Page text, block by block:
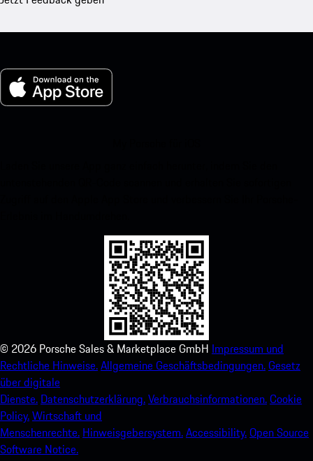
© 2026 Porsche Sales & Marketplace GmbH Impressum und
Rechtliche Hinweise.Allgemeine Geschäftsbedingungen.Gesetz
über digitale
Dienste. Datenschutzerklärung.Verbrauchsinformationen.Cookie
Policy.Wirtschaft und
Menschenrechte. Hinweisgebersystem.Accessibility.Open Source
Software Notice.